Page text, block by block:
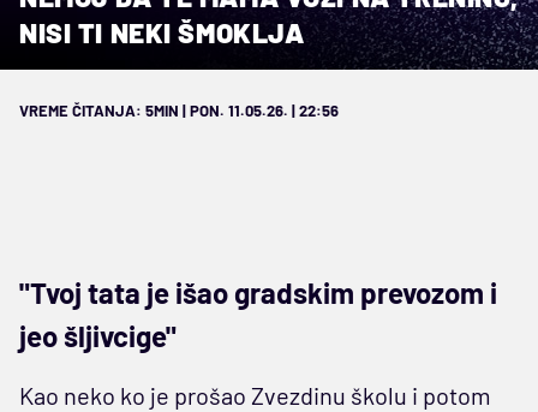
NISI TI NEKI ŠMOKLJA
VREME ČITANJA: 5MIN | PON. 11.05.26. | 22:56
"Tvoj tata je išao gradskim prevozom i
jeo šljivcige"
Kao neko ko je prošao Zvezdinu školu i potom